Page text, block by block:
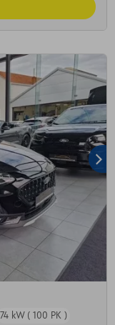
74 kW ( 100 PK )